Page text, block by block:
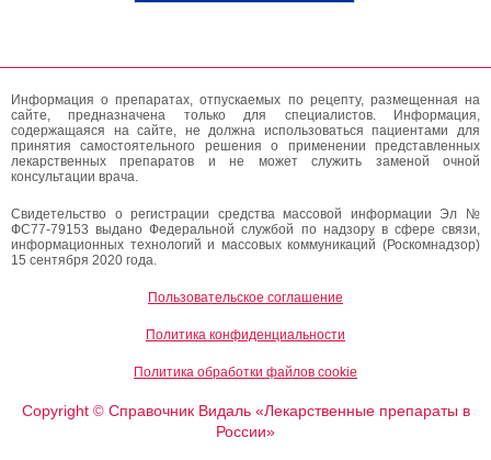
Информация о препаратах, отпускаемых по рецепту, размещенная на
сайте, предназначена только для специалистов. Информация,
содержащаяся на сайте, не должна использоваться пациентами для
принятия самостоятельного решения о применении представленных
лекарственных препаратов и не может служить заменой очной
консультации врача.
Свидетельство о регистрации средства массовой информации Эл №
ФС77-79153 выдано Федеральной службой по надзору в сфере связи,
информационных технологий и массовых коммуникаций (Роскомнадзор)
15 сентября 2020 года.
Пользовательское соглашение
Политика конфиденциальности
Политика обработки файлов cookie
Copyright ©Справочник Видаль «Лекарственные препараты в
России»